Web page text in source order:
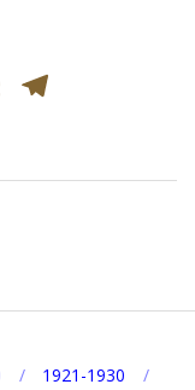
Viber
1921-1930